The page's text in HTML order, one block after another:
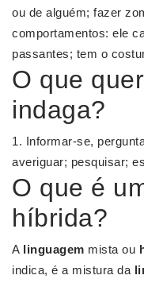
ou de alguém; fazer
comportamentos: ele
passantes; tem o
O que
indaga?
1. Informar-se,
averiguar; pesquisar;
O que é
híbrida?
A linguagem mista ou
indica, é a mistura da